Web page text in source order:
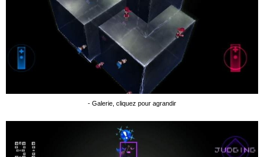
- Galerie, cliquez pour agrandir